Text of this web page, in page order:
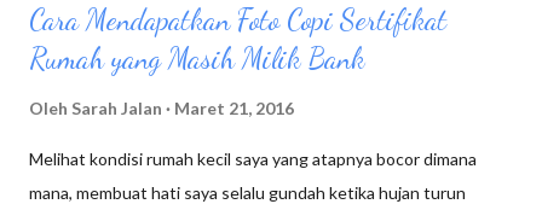
Cara Mendapatkan Foto Copi Sertifikat
Rumah yang Masih Milik Bank
Oleh Sarah Jalan Maret 21, 2016
Melihat kondisi rumah kecil saya yang atapnya bocor dimana
mana, membuat hati saya selalu gundah ketika hujan turun